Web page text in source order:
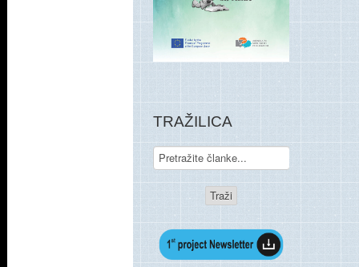
TRAŽILICA